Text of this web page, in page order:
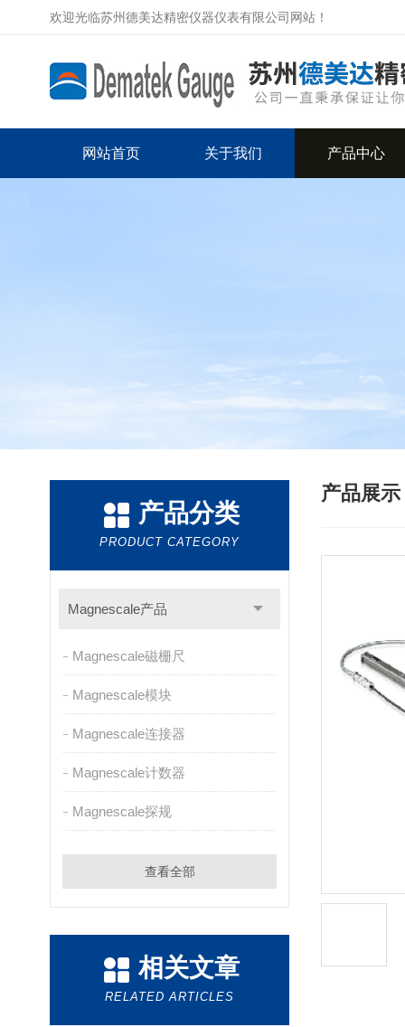
欢迎光临苏州德美达精密仪器仪表有限公司网站！
网站首页 关于我们 产品中心
产品分类
PRODUCT CATEGORY
Magnescale产品
Magnescale磁栅尺
Magnescale模块
Magnescale连接器
Magnescale计数器
Magnescale探规
查看全部
相关文章
RELATED ARTICLES
产品展示